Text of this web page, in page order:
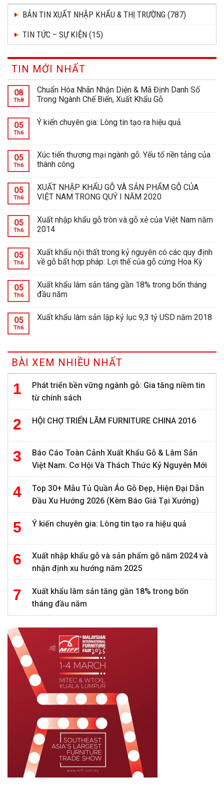
BẢN TIN XUẤT NHẬP KHẨU & THỊ TRƯỜNG (787)
TIN TỨC – SỰ KIỆN (15)
TIN MỚI NHẤT
08
Th8
Chuẩn Hóa Nhãn Nhận Diện & Mã Định Danh Số
Trong Ngành Chế Biến, Xuất Khẩu Gỗ
05
Th6
Ý kiến chuyên gia: Lòng tin tạo ra hiệu quả
05
Th6
Xúc tiến thương mại ngành gỗ: Yếu tố nền tảng của
thành công
05
Th6
XUẤT NHẬP KHẨU GỖ VÀ SẢN PHẨM GỖ CỦA
VIỆT NAM TRONG QUÝ I NĂM 2020
05
Th6
Xuất nhập khẩu gỗ tròn và gỗ xẻ của Việt Nam năm
2014
05
Th6
Xuất khẩu nội thất trong kỷ nguyên có các quy định
về gỗ bất hợp pháp: Lợi thế của gỗ cứng Hoa Kỳ
05
Th6
Xuất khẩu lâm sản tăng gần 18% trong bốn tháng
đầu năm
05
Th6
Xuất khẩu lâm sản lập kỷ lục 9,3 tỷ USD năm 2018
BÀI XEM NHIỀU NHẤT
Phát triển bền vững ngành gỗ: Gia tăng niềm tin
từ chính sách
HỘI CHỢ TRIỂN LÃM FURNITURE CHINA 2016
Báo Cáo Toàn Cảnh Xuất Khẩu Gỗ & Lâm Sản
Việt Nam: Cơ Hội Và Thách Thức Kỷ Nguyên Mới
Top 30+ Mẫu Tủ Quần Áo Gỗ Đẹp, Hiện Đại Dẫn
Đầu Xu Hướng 2026 (Kèm Báo Giá Tại Xưởng)
Ý kiến chuyên gia: Lòng tin tạo ra hiệu quả
Xuất nhập khẩu gỗ và sản phẩm gỗ năm 2024 và
nhận định xu hướng năm 2025
Xuất khẩu lâm sản tăng gần 18% trong bốn
tháng đầu năm